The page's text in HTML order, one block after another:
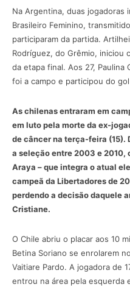
Na Argentina, duas jogadoras
Brasileiro Feminino,
participaram da partida.
Rodríguez, do Grêmio, iniciou
da etapa final. Aos 27, Paulina
foi a campo e participou do
As chilenas entraram em
em luto pela morte da ex-
de câncer na terça-feira (15).
a seleção entre 2003 e 2010,
Araya – que integra o atual
campeã da Libertadores de
perdendo a decisão daquele
Cristiane.
O Chile abriu o placar aos 10
Betina Soriano se enrolarem
Vaitiare Pardo. A jogadora de
entrou na área pela esquerda